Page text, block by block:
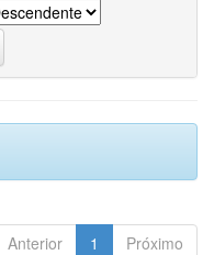
Anterior 1 Próximo